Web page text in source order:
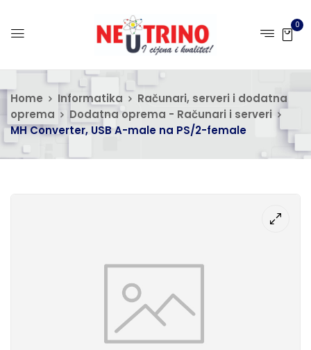
0
Home Informatika
Računari, serveri i dodatna
oprema
Dodatna oprema - Računari i serveri
MH Converter, USB A-male na PS/2-female